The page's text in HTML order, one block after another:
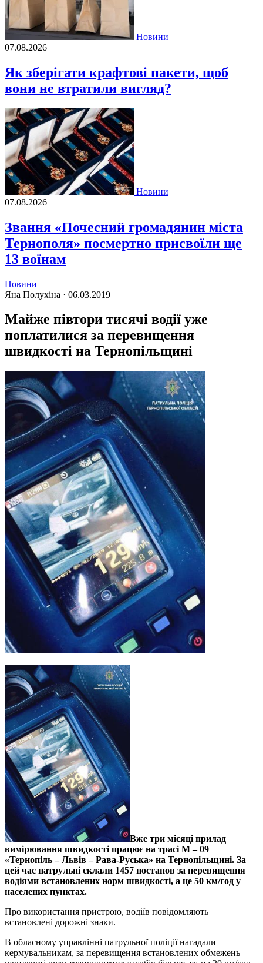
Новини
07.08.2026
Як зберігати крафтові пакети, щоб
вони не втратили вигляд?
Новини
07.08.2026
Звання «Почесний громадянин міста
Тернополя» посмертно присвоїли ще
13 воїнам
Новини
Яна Полухіна · 06.03.2019
Майже півтори тисячі водії уже
поплатилися за перевищення
швидкості на Тернопільщині
Вже три місяці прилад
вимірювання швидкості працює на трасі М – 09
«Тернопіль – Львів – Рава-Руська» на Тернопільщині. За
цей час патрульні склали 1457 постанов за перевищення
водіями встановлених норм швидкості, а це 50 км/год у
населених пунктах.
Про використання пристрою, водіїв повідомляють
встановлені дорожні знаки.
В обласному управлінні патрульної поліції нагадали
кермувальникам, за перевищення встановлених обмежень